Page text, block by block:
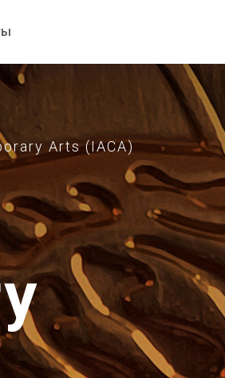
Arts (IACA)